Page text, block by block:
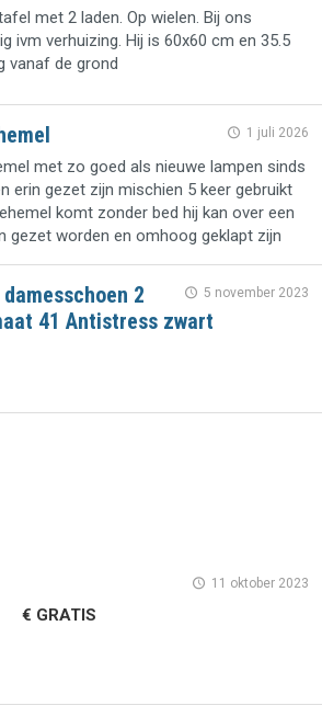
met 2 laden. Op wielen. Bij ons
ivm verhuizing. Hij is 60x60 cm en 35.5
vanaf de grond
1 juli 2026
met zo goed als nieuwe lampen sinds
erin gezet zijn mischien 5 keer gebruikt
komt zonder bed hij kan over een
gezet worden en omhoog geklapt zijn
5 november 2023
2
41 Antistress zwart
11 oktober 2023
€ GRATIS